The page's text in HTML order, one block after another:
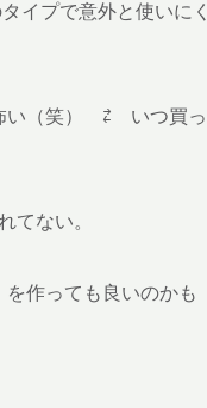
イプで意外と使いに
い（笑） ⇄ いつ買っ
ない。
作っても良いのかも